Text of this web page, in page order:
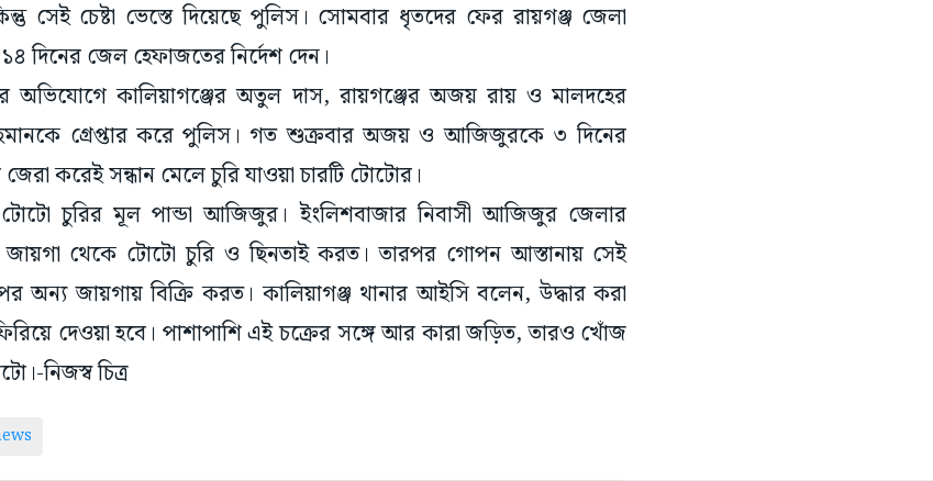
সেই চেষ্টা ভেস্তে দিয়েছে পুলিস। সোমবার ধৃতদের ফের রায়গঞ্জ জেলা
দিনের জেল হেফাজতের নির্দেশ দেন।
অভিযোগে কালিয়াগঞ্জের অতুল দাস, রায়গঞ্জের অজয় রায় ও মালদহের
গ্রেপ্তার করে পুলিস। গত শুক্রবার অজয় ও আজিজুরকে ৩ দিনের
করেই সন্ধান মেলে চুরি যাওয়া চারটি টোটোর।
চুরির মূল পান্ডা আজিজুর। ইংলিশবাজার নিবাসী আজিজুর জেলার
জায়গা থেকে টোটো চুরি ও ছিনতাই করত। তারপর গোপন আস্তানায় সেই
অন্য জায়গায় বিক্রি করত। কালিয়াগঞ্জ থানার আইসি বলেন, উদ্ধার করা
দেওয়া হবে। পাশাপাশি এই চক্রের সঙ্গে আর কারা জড়িত, তারও খোঁজ
নিজস্ব চিত্র